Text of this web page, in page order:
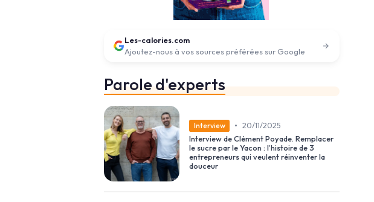
Les-calories.com
Ajoutez-nous à vos sources préférées sur Google
Parole d'experts
Interview • 20/11/2025
Interview de Clément Poyade. Remplacer
le sucre par le Yacon : l’histoire de 3
entrepreneurs qui veulent réinventer la
douceur